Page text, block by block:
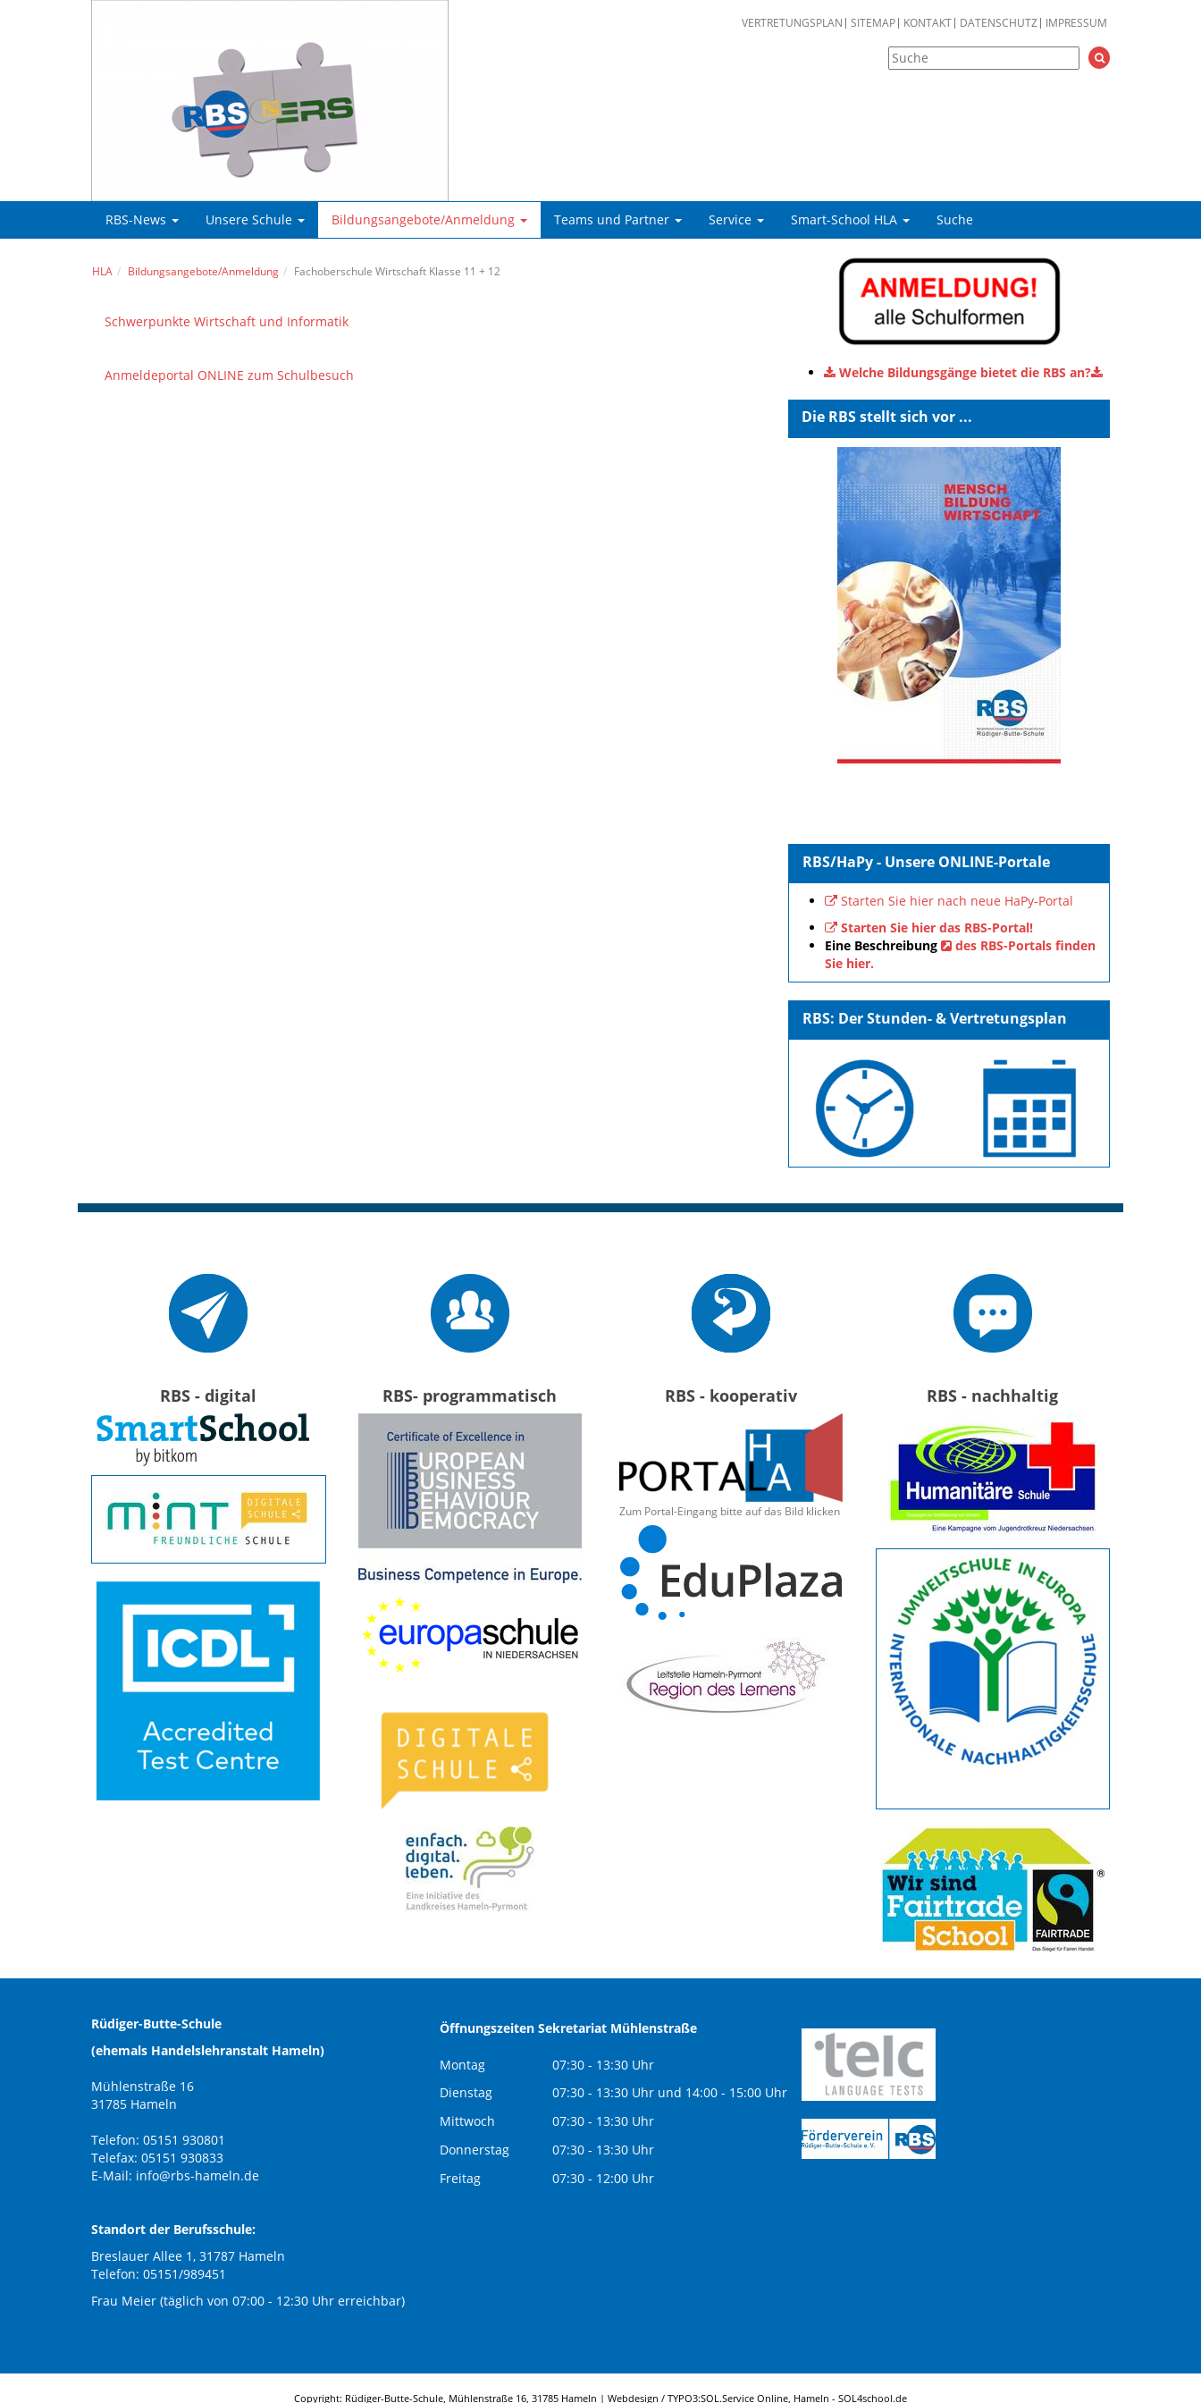
VERTRETUNGSPLAN SITEMAP KONTAKT DATENSCHUTZ IMPRESSUM
RBS-News Unsere Schule Bildungsangebote/Anmeldung Teams und Partner Service Smart-School HLA Suche
Welche Bildungsgänge bietet die RBS an?
Die RBS stellt sich vor ...
RBS/HaPy - Unsere ONLINE-Portale
Starten Sie hier nach neue HaPy-Portal
Starten Sie hier das RBS-Portal!
Eine Beschreibung
des RBS-Portals finden
Sie hier.
RBS: Der Stunden- & Vertretungsplan
HLA Bildungsangebote/Anmeldung Fachoberschule Wirtschaft Klasse 11 + 12
Schwerpunkte Wirtschaft und Informatik
Anmeldeportal ONLINE zum Schulbesuch
RBS - digital RBS- programmatisch RBS - kooperativ
Zum Portal-Eingang bitte auf das Bild klicken
RBS - nachhaltig
Rüdiger-Butte-Schule
(ehemals Handelslehranstalt Hameln)
Mühlenstraße 16
31785 Hameln
Telefon: 05151 930801
Telefax: 05151 930833
E-Mail: info@rbs-hameln.de
Standort der Berufsschule:
Breslauer Allee 1, 31787 Hameln
Telefon: 05151/989451
Frau Meier (täglich von 07:00 - 12:30 Uhr erreichbar)
Öffnungszeiten Sekretariat Mühlenstraße
Montag
07:30 - 13:30 Uhr
Dienstag
07:30 - 13:30 Uhr und 14:00 - 15:00 Uhr
Mittwoch
07:30 - 13:30 Uhr
Donnerstag
07:30 - 13:30 Uhr
Freitag
07:30 - 12:00 Uhr
Copyright: Rüdiger-Butte-Schule, Mühlenstraße 16, 31785 Hameln | Webdesign / TYPO3:SOL.Service Online, Hameln - SOL4school.de